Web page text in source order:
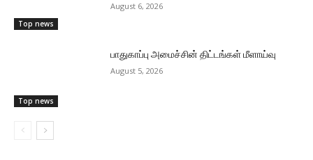
Top news
August 6, 2026
Top news
பாதுகாப்பு அமைச்சின் திட்டங்கள் மீளாய்வு
August 5, 2026